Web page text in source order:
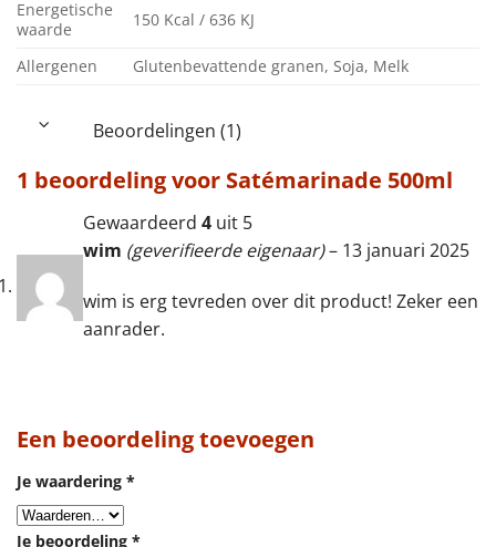
Energetische
waarde
150 Kcal / 636 KJ
Allergenen Glutenbevattende granen, Soja, Melk
Beoordelingen (1)
1 beoordeling voor Satémarinade 500ml
Gewaardeerd 4 uit 5
wim (geverifieerde eigenaar)– 13 januari 2025
wim is erg tevreden over dit product! Zeker een
aanrader.
Een beoordeling toevoegen
Je waardering *
Je beoordeling *